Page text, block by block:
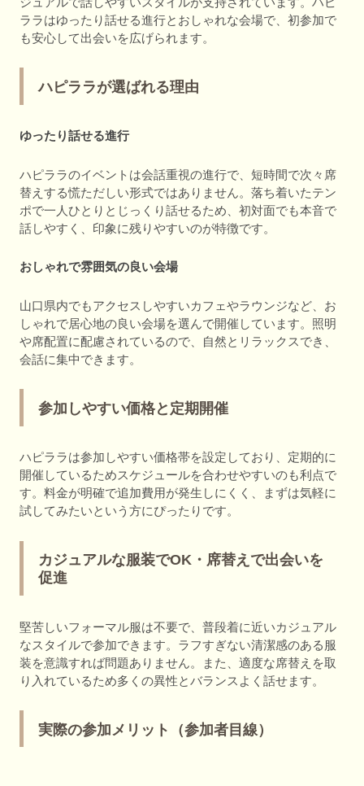
ララはゆったり話せる進行とおしゃれな会場で、初参加で
も安心して出会いを広げられます。
ハピララが選ばれる理由
ゆったり話せる進行
ハピララのイベントは会話重視の進行で、短時間で次々席
替えする慌ただしい形式ではありません。落ち着いたテン
ポで一人ひとりとじっくり話せるため、初対面でも本音で
話しやすく、印象に残りやすいのが特徴です。
おしゃれで雰囲気の良い会場
山口県内でもアクセスしやすいカフェやラウンジなど、お
しゃれで居心地の良い会場を選んで開催しています。照明
や席配置に配慮されているので、自然とリラックスでき、
会話に集中できます。
参加しやすい価格と定期開催
ハピララは参加しやすい価格帯を設定しており、定期的に
開催しているためスケジュールを合わせやすいのも利点で
す。料金が明確で追加費用が発生しにくく、まずは気軽に
試してみたいという方にぴったりです。
カジュアルな服装でOK・席替えで出会いを
促進
堅苦しいフォーマル服は不要で、普段着に近いカジュアル
なスタイルで参加できます。ラフすぎない清潔感のある服
装を意識すれば問題ありません。また、適度な席替えを取
り入れているため多くの異性とバランスよく話せます。
実際の参加メリット（参加者目線）